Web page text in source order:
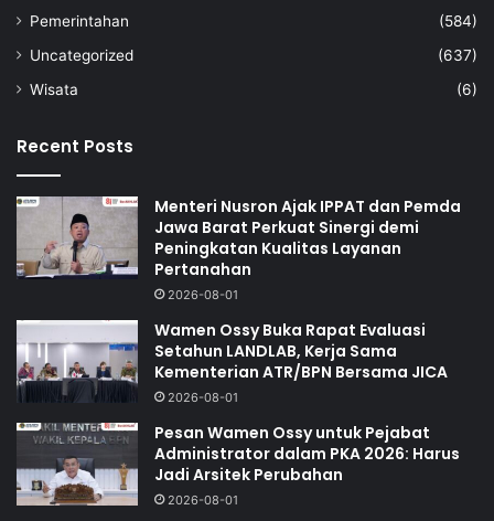
Pemerintahan
(584)
Uncategorized
(637)
Wisata
(6)
Recent Posts
Menteri Nusron Ajak IPPAT dan Pemda
Jawa Barat Perkuat Sinergi demi
Peningkatan Kualitas Layanan
Pertanahan
2026-08-01
Wamen Ossy Buka Rapat Evaluasi
Setahun LANDLAB, Kerja Sama
Kementerian ATR/BPN Bersama JICA
2026-08-01
Pesan Wamen Ossy untuk Pejabat
Administrator dalam PKA 2026: Harus
Jadi Arsitek Perubahan
2026-08-01